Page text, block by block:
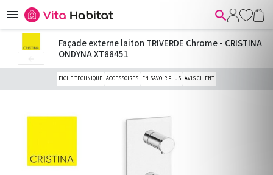
 
Façade externe laiton TRIVERDE Chrome - CRISTINA
ONDYNA XT88451
FICHE TECHNIQUE ACCESSOIRES EN SAVOIR PLUS AVIS CLIENT